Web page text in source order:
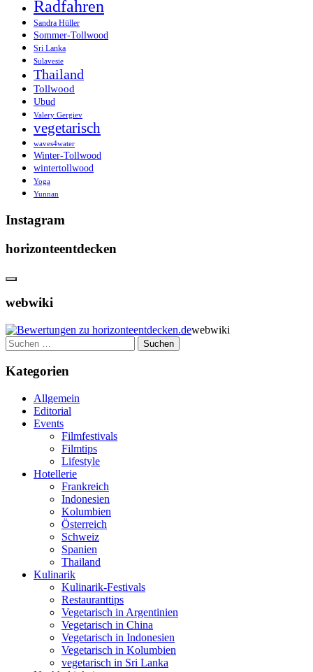
Radfahren
Sandra Hüller
Sommer-Tollwood
Sri Lanka
Sulavesie
Thailand
Tollwood
Ubud
Valery Gergiev
vegetarisch
waves4water
Winter-Tollwood
wintertollwood
Yoga
Yunnan
Instagram
horizonteentdecken
webwiki
webwiki
Suchen
nach:
Kategorien
Allgemein
Editorial
Events
Filmfestivals
Filmtips
Lifestyle
Hotellerie
Frankreich
Indonesien
Kolumbien
Österreich
Schweiz
Spanien
Thailand
Kulinarik
Kulinarik-Festivals
Restauranttips
Vegetarisch in Argentinien
Vegetarisch in China
Vegetarisch in Indonesien
Vegetarisch in Kolumbien
vegetarisch in Sri Lanka